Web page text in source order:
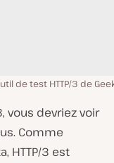
de test HTTP/3 de
vous devriez voir
Comme
HTTP/3 est